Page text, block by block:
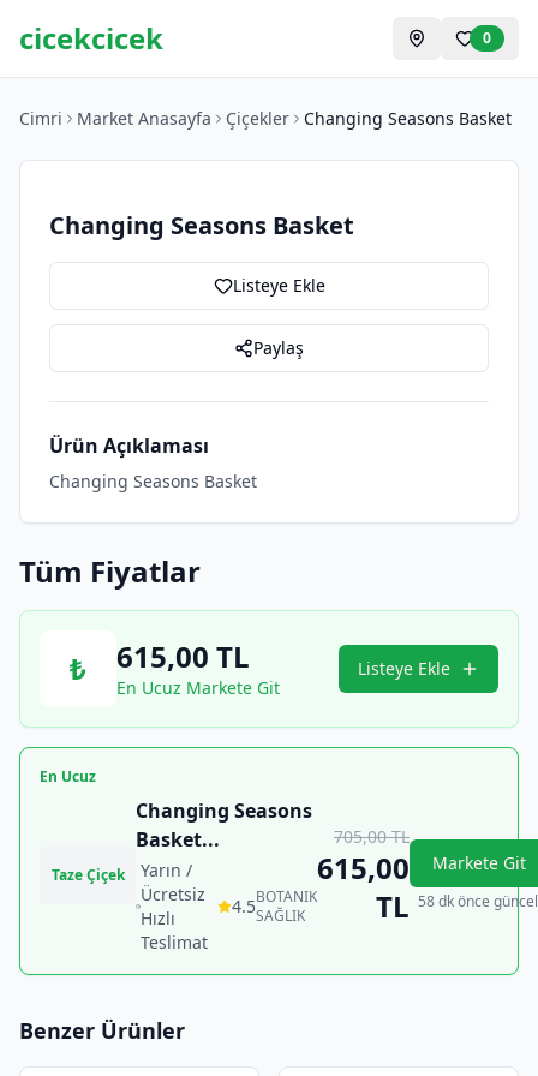
cicekcicek 0
Cimri Market Anasayfa Çiçekler Changing Seasons Basket
Changing Seasons Basket
Listeye Ekle
Paylaş
Ürün Açıklaması
Changing Seasons Basket
Tüm Fiyatlar
₺ 615,00 TL
En Ucuz Markete Git
Listeye Ekle
En Ucuz
Taze Çiçek
Changing Seasons
Basket...
Yarın /
Ücretsiz
Hızlı
Teslimat
4.5BOTANIK
SAĞLIK
705,00TL
615,00
TL
Markete Git
58 dk önce
Benzer Ürünler